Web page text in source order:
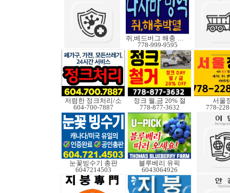
쥐,베드버그 해충 박멸
778-999-9595
저렴한 정크처리/소
604-700-7887
정크 월,금 20% 절
778-877-3632
서울
778-
눈꽃빙수기 총판
6047214503
블루베리 유픽
6043064926